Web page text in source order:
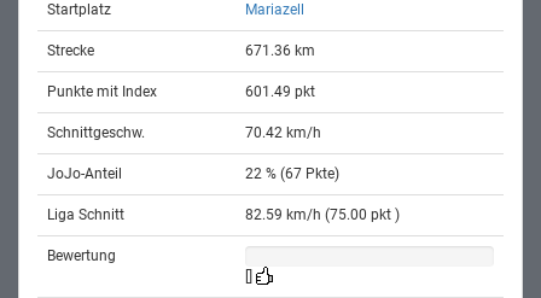
Startplatz Mariazell
Strecke 671.36 km
Punkte mit Index 601.49 pkt
Schnittgeschw. 70.42 km/h
JoJo-Anteil 22 % (67 Pkte)
Liga Schnitt 82.59 km/h (75.00 pkt )
Bewertung